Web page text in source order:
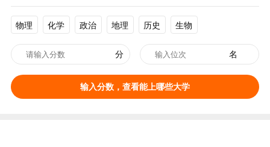
物理 化学 政治 地理 历史 生物
分 名
输入分数，查看能上哪些大学